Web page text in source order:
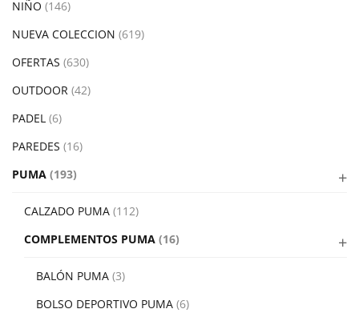
NIÑO (146)
NUEVA COLECCION (619)
OFERTAS (630)
OUTDOOR (42)
PADEL (6)
PAREDES (16)
PUMA (193)
CALZADO PUMA (112)
COMPLEMENTOS PUMA (16)
BALÓN PUMA (3)
BOLSO DEPORTIVO PUMA (6)